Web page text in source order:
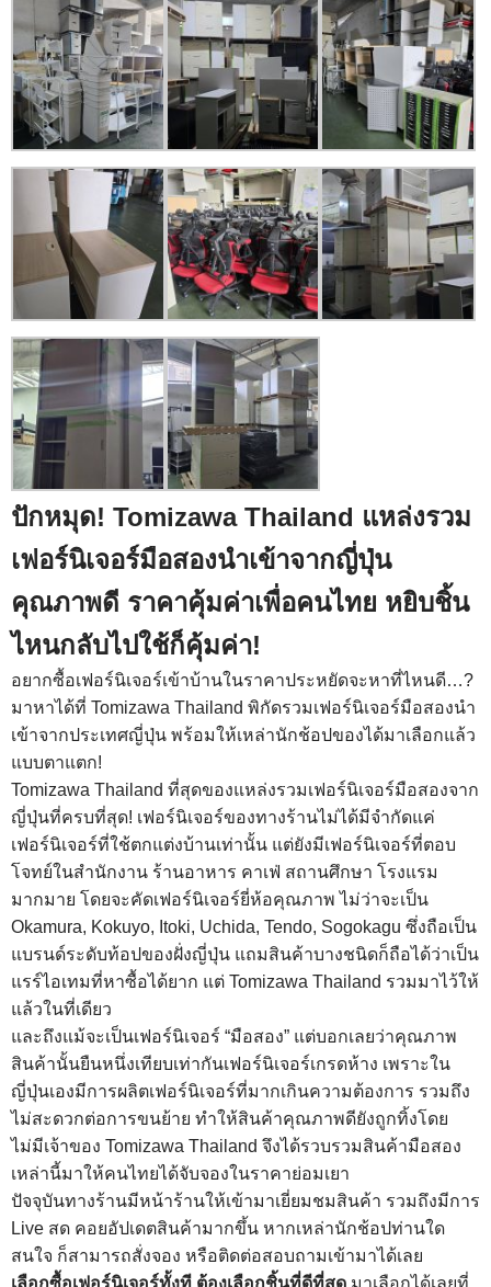
ปักหมุด! Tomizawa Thailand แหล่งรวม
เฟอร์นิเจอร์มือสองนำเข้าจากญี่ปุ่น
คุณภาพดี ราคาคุ้มค่าเพื่อคนไทย หยิบชิ้น
ไหนกลับไปใช้ก็คุ้มค่า!
อยากซื้อเฟอร์นิเจอร์เข้าบ้านในราคาประหยัดจะหาที่ไหนดี…?
มาหาได้ที่ Tomizawa Thailand พิกัดรวมเฟอร์นิเจอร์มือสองนำ
เข้าจากประเทศญี่ปุ่น พร้อมให้เหล่านักช้อปของได้มาเลือกแล้ว
แบบตาแตก!
Tomizawa Thailand ที่สุดของแหล่งรวมเฟอร์นิเจอร์มือสองจาก
ญี่ปุ่นที่ครบที่สุด! เฟอร์นิเจอร์ของทางร้านไม่ได้มีจำกัดแค่
เฟอร์นิเจอร์ที่ใช้ตกแต่งบ้านเท่านั้น แต่ยังมีเฟอร์นิเจอร์ที่ตอบ
โจทย์ในสำนักงาน ร้านอาหาร คาเฟ่ สถานศึกษา โรงแรม
มากมาย โดยจะคัดเฟอร์นิเจอร์ยี่ห้อคุณภาพ ไม่ว่าจะเป็น
Okamura, Kokuyo, Itoki, Uchida, Tendo, Sogokagu ซึ่งถือเป็น
แบรนด์ระดับท้อปของฝั่งญี่ปุ่น แถมสินค้าบางชนิดก็ถือได้ว่าเป็น
แรร์ไอเทมที่หาซื้อได้ยาก แต่ Tomizawa Thailand รวมมาไว้ให้
แล้วในที่เดียว
และถึงแม้จะเป็นเฟอร์นิเจอร์ “มือสอง” แต่บอกเลยว่าคุณภาพ
สินค้านั้นยืนหนึ่งเทียบเท่ากันเฟอร์นิเจอร์เกรดห้าง เพราะใน
ญี่ปุ่นเองมีการผลิตเฟอร์นิเจอร์ที่มากเกินความต้องการ รวมถึง
ไม่สะดวกต่อการขนย้าย ทำให้สินค้าคุณภาพดียังถูกทิ้งโดย
ไม่มีเจ้าของ Tomizawa Thailand จึงได้รวบรวมสินค้ามือสอง
เหล่านี้มาให้คนไทยได้จับจองในราคาย่อมเยา
ปัจจุบันทางร้านมีหน้าร้านให้เข้ามาเยี่ยมชมสินค้า รวมถึงมีการ
Live สด คอยอัปเดตสินค้ามากขึ้น หากเหล่านักช้อปท่านใด
สนใจ ก็สามารถสั่งจอง หรือติดต่อสอบถามเข้ามาได้เลย